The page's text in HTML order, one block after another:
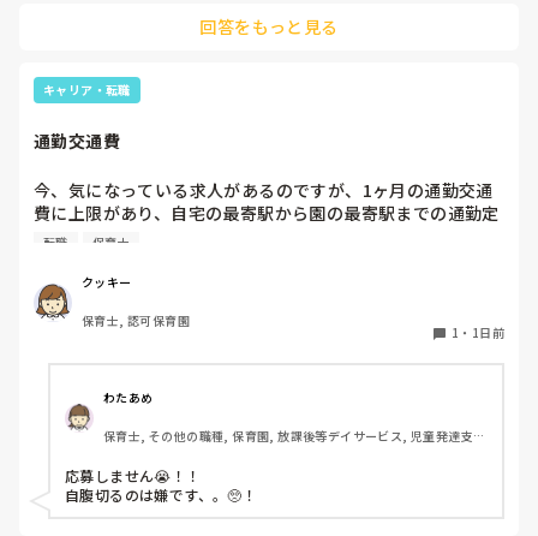
雨遊び、氷遊び、など間食遊びをたくさん行っています。
す！いつもと違うおもちゃ、室内に興味津々です！
回答をもっと見る
キャリア・転職
通勤交通費
今、気になっている求人があるのですが、1ヶ月の通勤交通
費に上限があり、自宅の最寄駅から園の最寄駅までの通勤定
期代が5,000円ほどオーバーします
私としてはなかなか大きい金額なので、この時点で応募を迷
っているのですが、皆さんならどうしますか？
転職 保育士
クッキー
保育士, 認可保育園
1 ・ 1日前
わたあめ
保育士, その他の職種, 保育園, 放課後等デイサービス, 児童発達支援
応募しません😭！！
自腹切るのは嫌です、。🥺！